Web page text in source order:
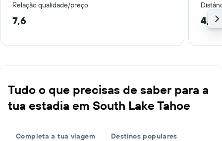
Relação qualidade/preço
7,6 4,5
Tudo o que precisas de saber para a
tua estadia em South Lake Tahoe
Completa a tua viagem Destinos populares